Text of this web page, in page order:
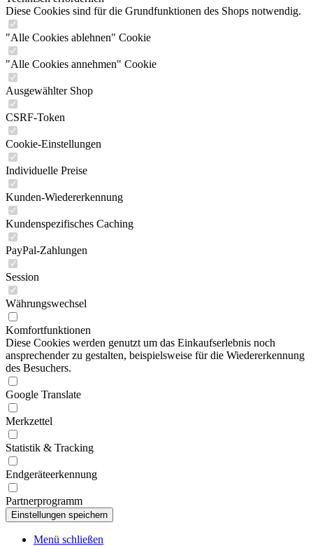
Diese Cookies sind für die Grundfunktionen des Shops notwendig.
"Alle Cookies ablehnen" Cookie
"Alle Cookies annehmen" Cookie
Ausgewählter Shop
CSRF-Token
Cookie-Einstellungen
Individuelle Preise
Kunden-Wiedererkennung
Kundenspezifisches Caching
PayPal-Zahlungen
Session
Währungswechsel
Komfortfunktionen
Diese Cookies werden genutzt um das Einkaufserlebnis noch
ansprechender zu gestalten, beispielsweise für die Wiedererkennung
des Besuchers.
Google Translate
Merkzettel
Statistik & Tracking
Endgeräteerkennung
Partnerprogramm
Menü schließen